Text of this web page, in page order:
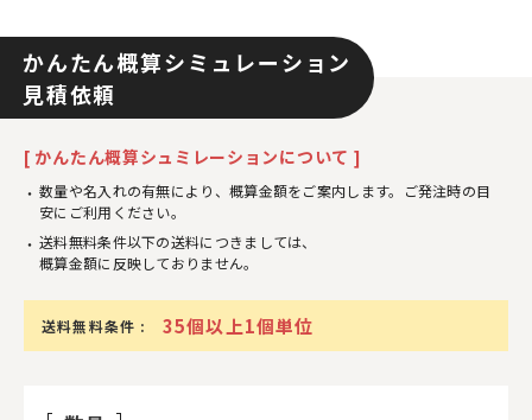
かんたん概算シミュレーション
見積依頼
[ かんたん概算シュミレーションについて ]
数量や名入れの有無により、概算金額をご案内します。ご発注時の目
安にご利用ください。
送料無料条件以下の送料につきましては、
概算金額に反映しておりません。
送料無料条件 : 35個以上1個単位